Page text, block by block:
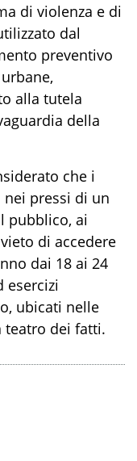
di violenza e di
dal
preventivo
alla tutela
della
che i
pressi di un
pubblico, ai
di accedere
dai 18 ai 24
esercizi
ubicati nelle
teatro dei fatti.